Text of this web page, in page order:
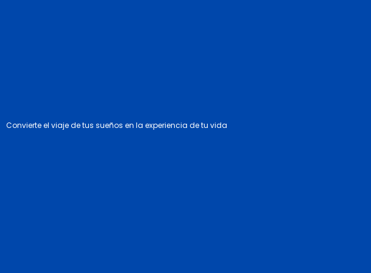
Convierte el viaje de tus sueños en la experiencia de tu vida